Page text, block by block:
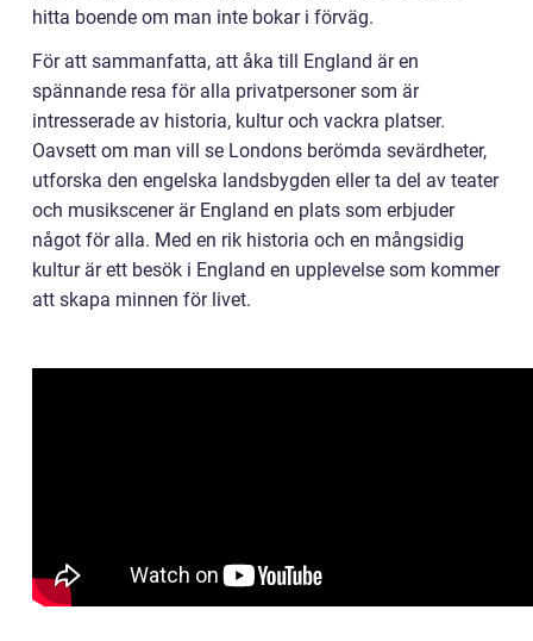
hitta boende om man inte bokar i förväg.
För att sammanfatta, att åka till England är en
spännande resa för alla privatpersoner som är
intresserade av historia, kultur och vackra platser.
Oavsett om man vill se Londons berömda sevärdheter,
utforska den engelska landsbygden eller ta del av teater
och musikscener är England en plats som erbjuder
något för alla. Med en rik historia och en mångsidig
kultur är ett besök i England en upplevelse som kommer
att skapa minnen för livet.